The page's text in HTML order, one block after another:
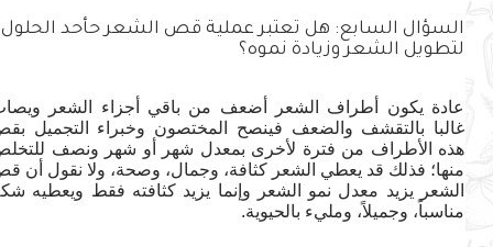
السؤال السابع: هل تعتبر عملية قص الشعر حأحد الحلول
لتطويل الشعر وزيادة نموه؟
عادة يكون أطراف الشعر أضعف من باقي أجزاء الشعر ويصاب
غالبا بالتقشف والضعف فينصح المختصون وخبراء التجميل بقص
هذه الأطراف من فترة لأخرى بمعدل شهر أو شهر ونصف للتخلص
منها؛ فذلك قد يعطي الشعر كثافة، وجمال، وصحة، ولا نقول أن قص
الشعر يزيد معدل نمو الشعر وإنما يزيد كثافته فقط ويعطيه شكلا
مناسباً، وجميلاً، ومليء بالحيوية.